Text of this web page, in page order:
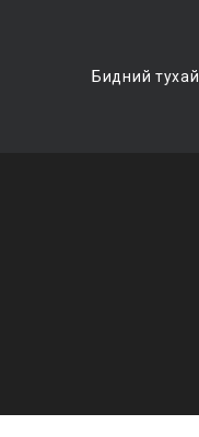
Бидний тухай